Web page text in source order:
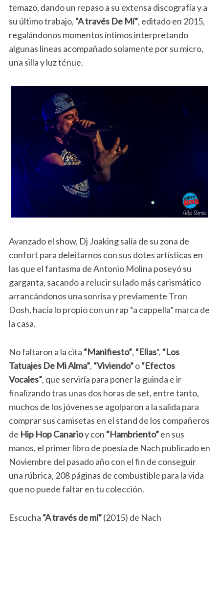
temazo, dando un repaso a su extensa discografía y a
su último trabajo, “A través De Mí”, editado en 2015,
regalándonos momentos íntimos interpretando
algunas líneas acompañado solamente por su micro,
una silla y luz ténue.
Avanzado el show, Dj Joaking salía de su zona de
confort para deleitarnos con sus dotes artísticas en
las que el fantasma de Antonio Molina poseyó su
garganta, sacando a relucir su lado más carismático
arrancándonos una sonrisa y previamente Tron
Dosh, hacía lo propio con un rap “a cappella” marca de
la casa.
No faltaron a la cita “Manifiesto”, “Ellas“, “Los
Tatuajes De Mi Alma”, “Viviendo”o“Efectos
Vocales”, que serviría para poner la guinda e ir
finalizando tras unas dos horas de set, entre tanto,
muchos de los jóvenes se agolparon a la salida para
comprar sus camisetas en el stand de los compañeros
de Hip Hop Canarioy con “Hambriento”en sus
manos, el primer libro de poesía de Nach publicado en
Noviembre del pasado año con el fin de conseguir
una rúbrica, 208 páginas de combustible para la vida
que no puede faltar en tu colección.
Escucha “A través de mí”(2015) de Nach